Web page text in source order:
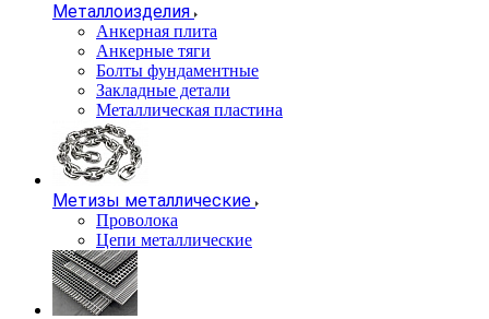
Металлоизделия
Анкерная плита
Анкерные тяги
Болты фундаментные
Закладные детали
Металлическая пластина
Метизы металлические
Проволока
Цепи металлические